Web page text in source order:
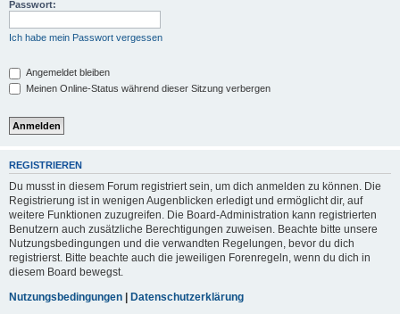
Passwort:
Ich habe mein Passwort vergessen
Angemeldet bleiben
Meinen Online-Status während dieser Sitzung verbergen
REGISTRIEREN
Du musst in diesem Forum registriert sein, um dich anmelden zu können. Die
Registrierung ist in wenigen Augenblicken erledigt und ermöglicht dir, auf
weitere Funktionen zuzugreifen. Die Board-Administration kann registrierten
Benutzern auch zusätzliche Berechtigungen zuweisen. Beachte bitte unsere
Nutzungsbedingungen und die verwandten Regelungen, bevor du dich
registrierst. Bitte beachte auch die jeweiligen Forenregeln, wenn du dich in
diesem Board bewegst.
Nutzungsbedingungen | Datenschutzerklärung